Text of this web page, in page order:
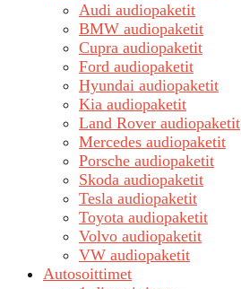
Audi audiopaketit
BMW audiopaketit
Cupra audiopaketit
Ford audiopaketit
Hyundai audiopaketit
Kia audiopaketit
Land Rover audiopaketit
Mercedes audiopaketit
Porsche audiopaketit
Skoda audiopaketit
Tesla audiopaketit
Toyota audiopaketit
Volvo audiopaketit
VW audiopaketit
Autosoittimet